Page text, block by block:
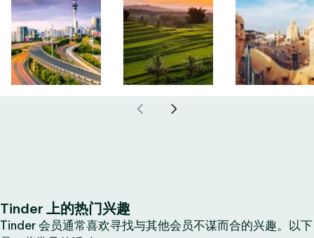
Tinder 上的热门兴趣
Tinder 会员通常喜欢寻找与其他会员不谋而合的兴趣。以下